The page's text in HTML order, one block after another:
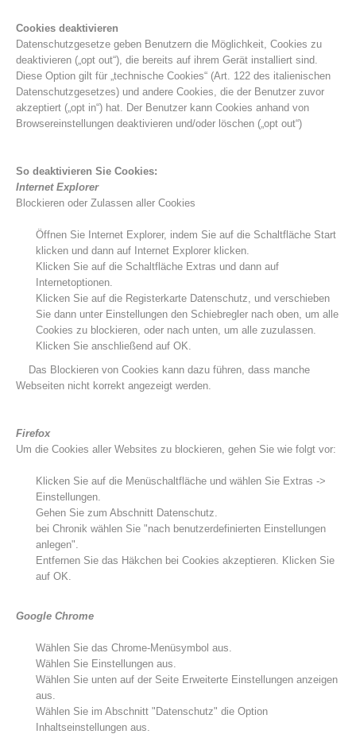
Cookies deaktivieren
Datenschutzgesetze geben Benutzern die Möglichkeit, Cookies zu
deaktivieren („opt out“), die bereits auf ihrem Gerät installiert sind.
Diese Option gilt für „technische Cookies“ (Art. 122 des italienischen
Datenschutzgesetzes) und andere Cookies, die der Benutzer zuvor
akzeptiert („opt in“) hat. Der Benutzer kann Cookies anhand von
Browsereinstellungen deaktivieren und/oder löschen („opt out“)
So deaktivieren Sie Cookies:
Internet Explorer
Blockieren oder Zulassen aller Cookies
Öffnen Sie Internet Explorer, indem Sie auf die Schaltfläche Start
klicken und dann auf Internet Explorer klicken.
Klicken Sie auf die Schaltfläche Extras und dann auf
Internetoptionen.
Klicken Sie auf die Registerkarte Datenschutz, und verschieben
Sie dann unter Einstellungen den Schiebregler nach oben, um alle
Cookies zu blockieren, oder nach unten, um alle zuzulassen.
Klicken Sie anschließend auf OK.
Das Blockieren von Cookies kann dazu führen, dass manche
Webseiten nicht korrekt angezeigt werden.
Firefox
Um die Cookies aller Websites zu blockieren, gehen Sie wie folgt vor:
Klicken Sie auf die Menüschaltfläche und wählen Sie Extras ->
Einstellungen.
Gehen Sie zum Abschnitt Datenschutz.
bei Chronik wählen Sie "nach benutzerdefinierten Einstellungen
anlegen".
Entfernen Sie das Häkchen bei Cookies akzeptieren. Klicken Sie
auf OK.
Google Chrome
Wählen Sie das Chrome-Menüsymbol aus.
Wählen Sie Einstellungen aus.
Wählen Sie unten auf der Seite Erweiterte Einstellungen anzeigen
aus.
Wählen Sie im Abschnitt "Datenschutz" die Option
Inhaltseinstellungen aus.